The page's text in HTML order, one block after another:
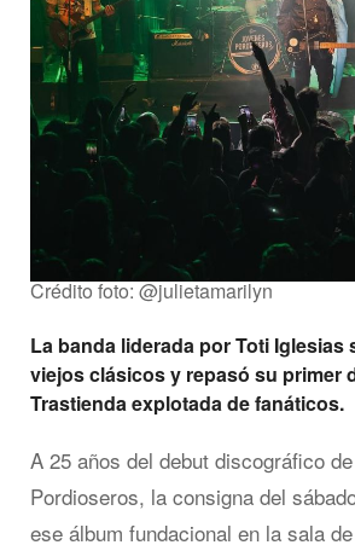
Crédito foto: @julietamarilyn
La banda liderada por Toti Iglesias
viejos clásicos y repasó su primer
Trastienda explotada de fanáticos.
A 25 años del debut discográfico
Pordioseros, la consigna del
ese álbum fundacional en la sala